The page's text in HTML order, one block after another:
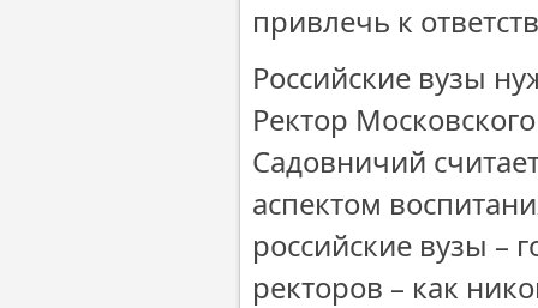
привлечь к
Российские вузы
Ректор
Садовничий
аспектом
российские вузы –
ректоров – как